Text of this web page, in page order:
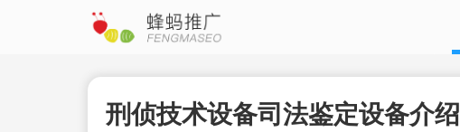
刑侦技术设备司法鉴定设备介绍